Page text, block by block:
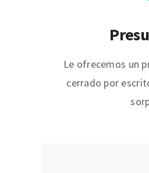
Le ofrecemos un
cerrado por